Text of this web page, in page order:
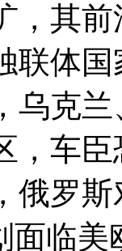
，其
联体
乌克
，车
俄罗
面临